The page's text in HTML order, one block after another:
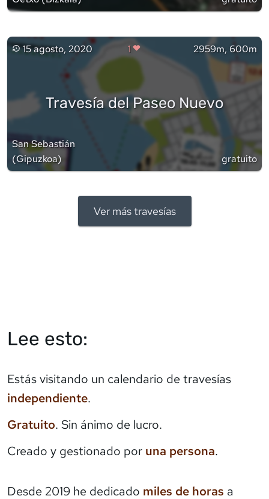
15 agosto, 2020 1 2959m, 600m
Travesía del Paseo Nuevo
San Sebastián
(Gipuzkoa) gratuito
Ver más travesías
Lee esto:
Estás visitando un calendario de travesías
independiente.
Gratuito. Sin ánimo de lucro.
Creado y gestionado por una persona.
Desde 2019 he dedicado miles de horas a